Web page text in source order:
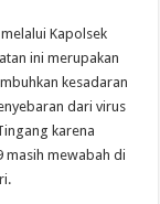
Kapolsek
ini merupakan
kesadaran
dari virus
karena
masih mewabah di